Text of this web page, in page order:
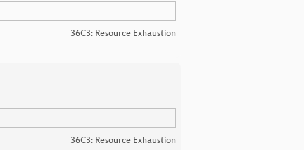
36C3: Resource Exhaustion
36C3: Resource Exhaustion